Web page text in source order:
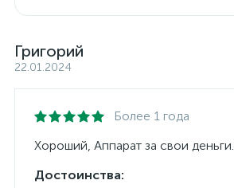
Григорий
22.01.2024
Более 1 года
Хороший, Аппарат за свои деньги.
Достоинства: